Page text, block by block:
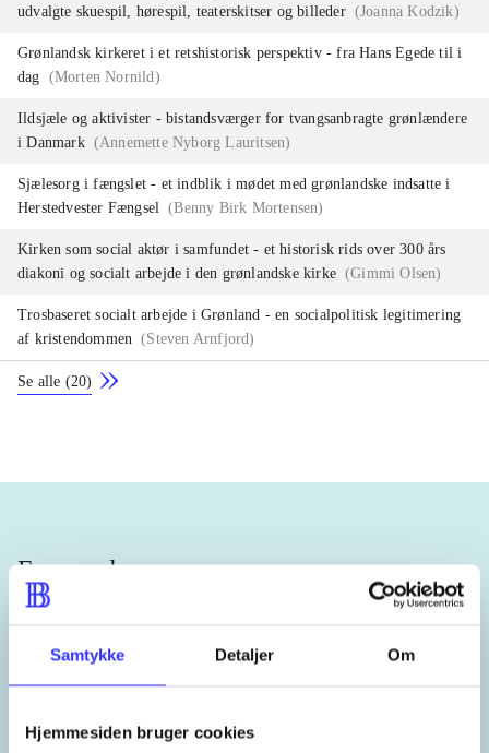
Samtykke Detaljer Om
Hjemmesiden bruger cookies
udvalgte skuespil, hørespil, teaterskitser og billeder (Joanna Kodzik)
Grønlandsk kirkeret i et retshistorisk perspektiv - fra Hans Egede til i
dag (Morten Nornild )
Ildsjæle og aktivister - bistandsværger for tvangsanbragte grønlændere
i Danmark (Annemette Nyborg Lauritsen)
Sjælesorg i fængslet - et indblik i mødet med grønlandske indsatte i
Herstedvester Fængsel
(Benny Birk Mortensen)
Kirken som social aktør i samfundet - et historisk rids over 300 års
diakoni og socialt arbejde i den grønlandske kirke (Gimmi Olsen)
Trosbaseret socialt arbejde i Grønland - en socialpolitisk legitimering
af kristendommen
(Steven Arnfjord)
Se alle (20)
Emneord
missionærer